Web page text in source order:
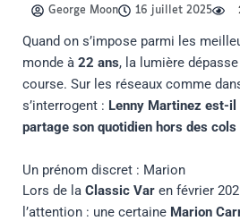
George Moon 16 juillet 2025
Quand on s’impose parmi les
monde à 22 ans, la lumière
course. Sur les réseaux comme
s’interrogent : Lenny Martinez est-il
partage son quotidien hors des cols
Un prénom discret : Marion
Lors de la Classic Varen février
l’attention : une certaine Marion